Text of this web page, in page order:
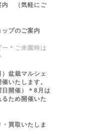
内 （気軽にご
ップのご案内
＊ご来園時は
）盆栽マルシェ
催いたします。
日開催）＊8月は
ため開催いた
買取いたしま